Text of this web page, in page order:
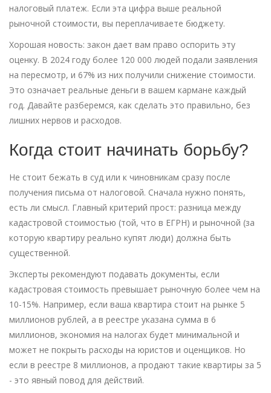
налоговый платеж. Если эта цифра выше реальной
рыночной стоимости, вы переплачиваете бюджету.
Хорошая новость: закон дает вам право оспорить эту
оценку. В 2024 году более 120 000 людей подали заявления
на пересмотр, и 67% из них получили снижение стоимости.
Это означает реальные деньги в вашем кармане каждый
год. Давайте разберемся, как сделать это правильно, без
лишних нервов и расходов.
Когда стоит начинать борьбу?
Не стоит бежать в суд или к чиновникам сразу после
получения письма от налоговой. Сначала нужно понять,
есть ли смысл. Главный критерий прост: разница между
кадастровой стоимостью (той, что в ЕГРН) и рыночной (за
которую квартиру реально купят люди) должна быть
существенной.
Эксперты рекомендуют подавать документы, если
кадастровая стоимость превышает рыночную более чем на
10-15%. Например, если ваша квартира стоит на рынке 5
миллионов рублей, а в реестре указана сумма в 6
миллионов, экономия на налогах будет минимальной и
может не покрыть расходы на юристов и оценщиков. Но
если в реестре 8 миллионов, а продают такие квартиры за 5
- это явный повод для действий.